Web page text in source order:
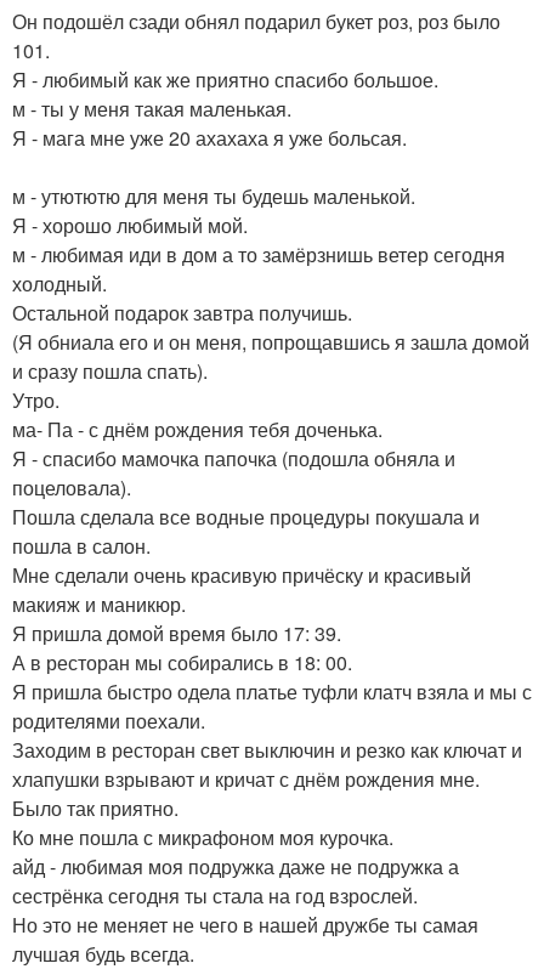
Он подошёл сзади обнял подарил букет роз, роз было
101.
Я - любимый как же приятно спасибо большое.
м - ты у меня такая маленькая.
Я - мага мне уже 20 ахахаха я уже больсая.
м - утютютю для меня ты будешь маленькой.
Я - хорошо любимый мой.
м - любимая иди в дом а то замёрзнишь ветер сегодня
холодный.
Остальной подарок завтра получишь.
(Я обниала его и он меня, попрощавшись я зашла домой
и сразу пошла спать).
Утро.
ма- Па - с днём рождения тебя доченька.
Я - спасибо мамочка папочка (подошла обняла и
поцеловала).
Пошла сделала все водные процедуры покушала и
пошла в салон.
Мне сделали очень красивую причёску и красивый
макияж и маникюр.
Я пришла домой время было 17: 39.
А в ресторан мы собирались в 18: 00.
Я пришла быстро одела платье туфли клатч взяла и мы с
родителями поехали.
Заходим в ресторан свет выключин и резко как ключат и
хлапушки взрывают и кричат с днём рождения мне.
Было так приятно.
Ко мне пошла с микрафоном моя курочка.
айд - любимая моя подружка даже не подружка а
сестрёнка сегодня ты стала на год взрослей.
Но это не меняет не чего в нашей дружбе ты самая
лучшая будь всегда.